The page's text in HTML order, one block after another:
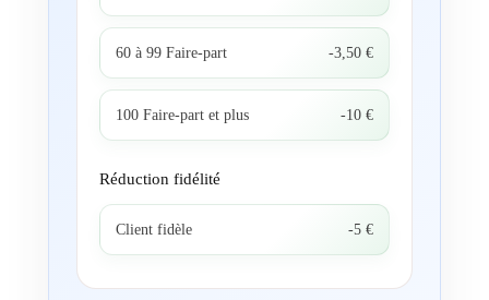
60 à 99 Faire-part -3,50 €
100 Faire-part et plus -10 €
Réduction fidélité
Client fidèle -5 €